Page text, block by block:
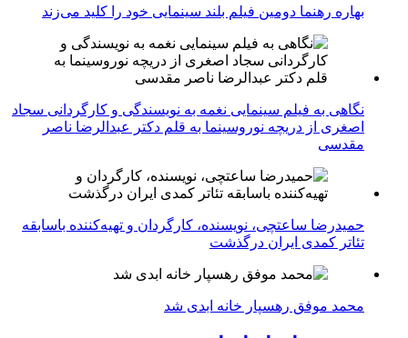
بهاره رهنما دومین فیلم بلند سینمایی خود را کلید می‌زند
نگاهی به فیلم سینمایی نغمه به نویسندگی و کارگردانی سجاد
اصغری از دریچه نوروسینما به قلم دکتر عبدالرضا ناصر
مقدسی
حمیدرضا ساعتچی، نویسنده، کارگردان و تهیه‌کننده باسابقه
تئاتر کمدی ایران درگذشت
محمد موفق رهسپار خانه ابدی شد